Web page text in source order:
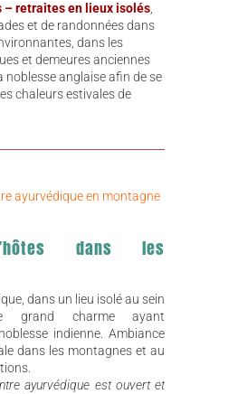
– retraites en lieux isolés,
et de randonnées dans
dans les
et demeures anciennes
anglaise afin de se
chaleurs estivales de
dans les
dans un lieu isolé au sein
grand charme ayant
indienne. Ambiance
dans les montagnes et au
ayurvédique est ouvert et